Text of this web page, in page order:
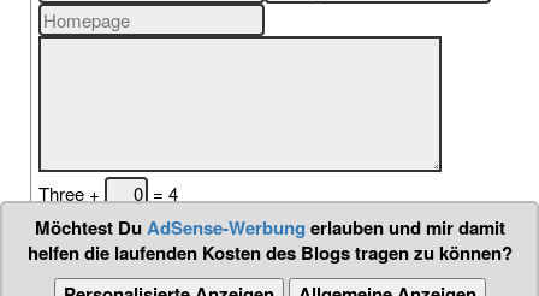
Three + = 4
Möchtest DuAdSense-Werbung erlauben und mir damit
helfen die laufenden Kosten des Blogs tragen zu können?